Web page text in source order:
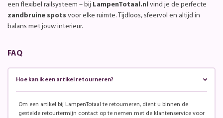
een flexibel railsysteem – bij LampenTotaal.nl vind je de perfecte
zandbruine spots voor elke ruimte. Tijdloos, sfeervol en altijd in
balans met jouw interieur.
FAQ
Hoe kan ik een artikel retourneren?
Om een artikel bij LampenTotaal te retourneren, dient u binnen de
gestelde retourtermijn contact op te nemen met de klantenservice voor